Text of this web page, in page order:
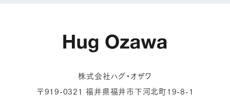
株式会社ハグ・オザワ
〒919-0321 福井県福井市下河北町19-8-1